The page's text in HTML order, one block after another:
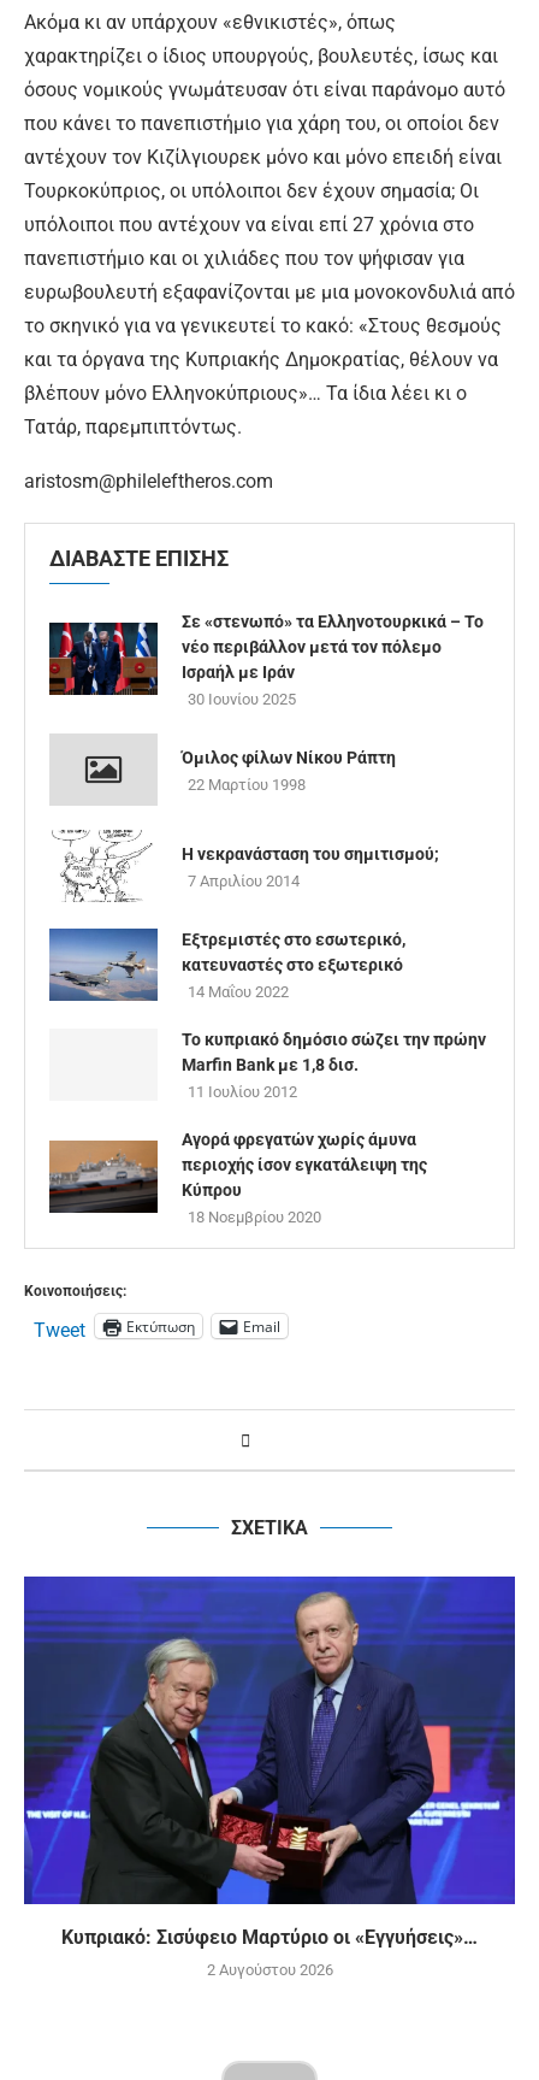
Ακόμα κι αν υπάρχουν «εθνικιστές», όπως
χαρακτηρίζει ο ίδιος υπουργούς, βουλευτές, ίσως και
όσους νομικούς γνωμάτευσαν ότι είναι παράνομο αυτό
που κάνει το πανεπιστήμιο για χάρη του, οι οποίοι δεν
αντέχουν τον Κιζίλγιουρεκ μόνο και μόνο επειδή είναι
Τουρκοκύπριος, οι υπόλοιποι δεν έχουν σημασία; Οι
υπόλοιποι που αντέχουν να είναι επί 27 χρόνια στο
πανεπιστήμιο και οι χιλιάδες που τον ψήφισαν για
ευρωβουλευτή εξαφανίζονται με μια μονοκονδυλιά από
το σκηνικό για να γενικευτεί το κακό: «Στους θεσμούς
και τα όργανα της Κυπριακής Δημοκρατίας, θέλουν να
βλέπουν μόνο Ελληνοκύπριους»… Τα ίδια λέει κι ο
Τατάρ, παρεμπιπτόντως.
aristosm@phileleftheros.com
ΔΙΑΒΑΣΤΕ ΕΠΙΣΗΣ
Σε «στενωπό» τα Ελληνοτουρκικά – Το
νέο περιβάλλον μετά τον πόλεμο
Ισραήλ με Ιράν
30 Ιουνίου 2025
Όμιλος φίλων Νίκου Ράπτη
22 Μαρτίου 1998
Η νεκρανάσταση του σημιτισμού;
7 Απριλίου 2014
Εξτρεμιστές στο εσωτερικό,
κατευναστές στο εξωτερικό
14 Μαΐου 2022
Το κυπριακό δημόσιο σώζει την πρώην
Marfin Bank με 1,8 δισ.
11 Ιουλίου 2012
Αγορά φρεγατών χωρίς άμυνα
περιοχής ίσον εγκατάλειψη της
Κύπρου
18 Νοεμβρίου 2020
Κοινοποιήσεις:
Tweet Εκτύπωση Email
ΣΧΕΤΙΚΑ
Κυπριακό: Σισύφειο Μαρτύριο οι «Εγγυήσεις»…
2 Αυγούστου 2026